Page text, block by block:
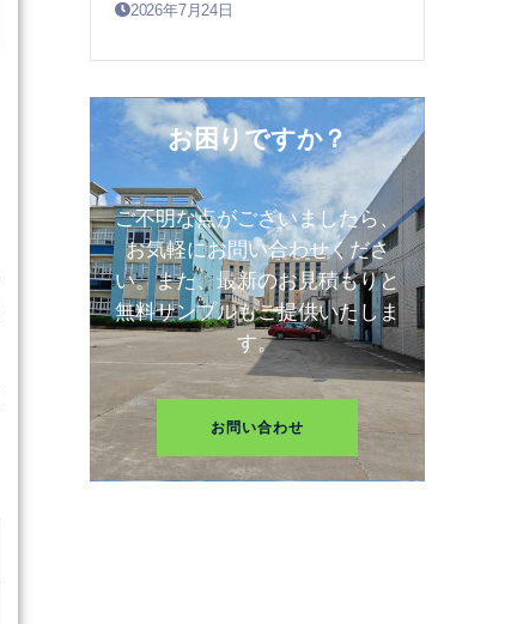
2026年7月24日
お困りですか？
ご不明な点がございましたら、
お気軽にお問い合わせくださ
い。また、最新のお見積もりと
無料サンプルもご提供いたしま
す。
お問い合わせ